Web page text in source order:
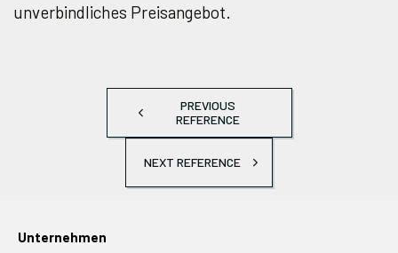
unverbindliches Preisangebot.
PREVIOUS
REFERENCE
NEXT REFERENCE
Unternehmen